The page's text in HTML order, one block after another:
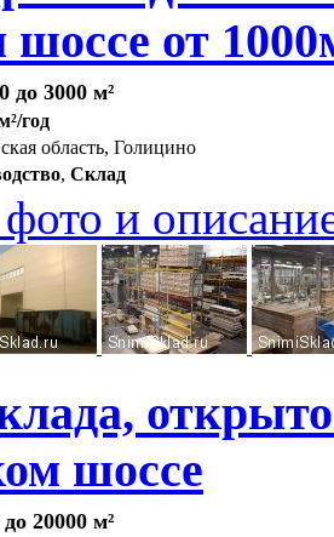
от
до 3000 м²
год
область, Голицино
, Склад
и
шоссе
20000 м²